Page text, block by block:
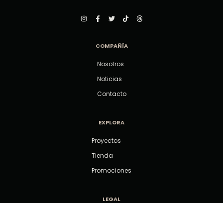
COMPAÑÍA
Nosotros
Noticias
Contacto
EXPLORA
Proyectos
Tienda
Promociones
LEGAL